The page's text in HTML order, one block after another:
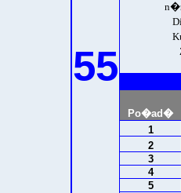
55
Po�ad�
1
2
3
4
5